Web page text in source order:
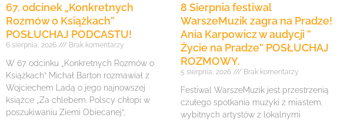
67. odcinek „Konkretnych
Rozmów o Książkach”
POSŁUCHAJ PODCASTU!
6 sierpnia, 2026 Brak komentarzy
W 67. odcinku „Konkretnych Rozmów o
Książkach” Michał Barton rozmawiał z
Wojciechem Ladą o jego najnowszej
książce „Za chlebem. Polscy chłopi w
poszukiwaniu Ziemi Obiecanej”,
8 Sierpnia festiwal
WarszeMuzik zagra na Pradze!
Ania Karpowicz w audycji ”
Życie na Pradze” POSŁUCHAJ
ROZMOWY.
5 sierpnia, 2026 Brak komentarzy
Festiwal WarszeMuzik jest przestrzenią
czułego spotkania muzyki z miastem,
wybitnych artystów z lokalnymi